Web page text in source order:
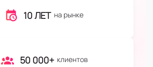
10 ЛЕТ на рынке
50 000+ клиентов